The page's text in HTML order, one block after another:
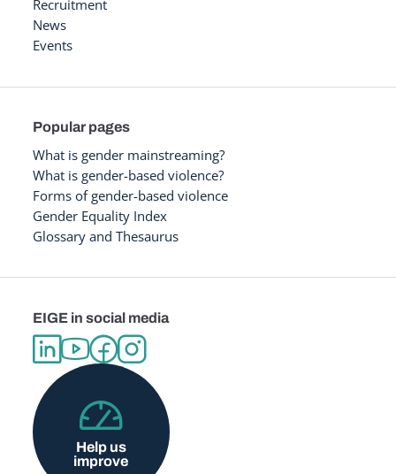
Recruitment
News
Events
Popular pages
What is gender mainstreaming?
What is gender-based violence?
Forms of gender-based violence
Gender Equality Index
Glossary and Thesaurus
EIGE in social media
Help us
improve